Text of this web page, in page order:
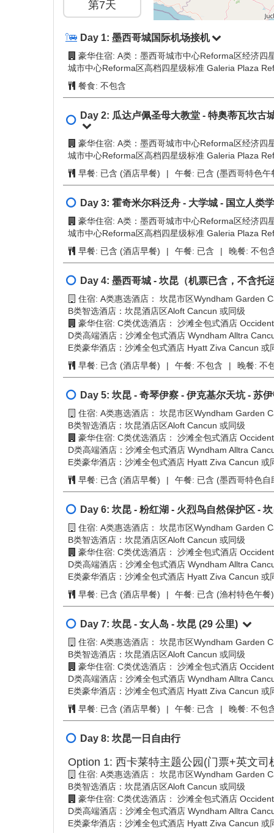
第2天
第5天
第6天
第7天
第8天
自选活动1
自选活动2
自选活动3
自选活动4
第9天
墨西哥城 (Mexico City, MX)
Day 1:墨西哥城国际机场接机
豪华住宿: A类：墨西哥城市中心Reforma区经济四
城市中心Reforma区高档四星级标准 Galeria Plaza
餐食: 不包含
Day 2:瓜达卢佩圣母大教堂 - 特奥蒂瓦坎古
豪华住宿: A类：墨西哥城市中心Reforma区经济四
城市中心Reforma区高档四星级标准 Galeria Plaza
早餐:已含 (酒店早餐) | 午餐:已含 (墨西哥特色午
Day 3:霍奇米尔科泛舟 - 大学城 - 国立人类
城市中心Reforma区高档四星级标准 Galeria Plaza
早餐: 已含 (酒店早餐) | 午餐:已含 | 晚餐:不包
Day 4:墨西哥城 - 坎昆（机票已含，不含托
住宿: A类惠选酒店： 坎昆市区Wyndham Garden
B类智选酒店：坎昆酒店区Aloft Cancun 或同级
豪华住宿: C类优选酒店： 沙滩全包式酒店
E类豪华酒店：沙滩全包式酒店 Hyatt Ziva Cancun 或
早餐: 已含 (酒店早餐) | 午餐:不包含 | 晚餐:不
Day 5:坎昆 - 奇琴伊察 - 伊克基尔天坑 - 苏
住宿: A类惠选酒店： 坎昆市区Wyndham Garden
B类智选酒店：坎昆酒店区Aloft Cancun 或同级
豪华住宿: C类优选酒店： 沙滩全包式酒店
E类豪华酒店：沙滩全包式酒店 Hyatt Ziva Cancun 或
早餐: 已含 (酒店早餐) | 午餐:已含 (墨西哥特色自
Day 6:坎昆 - 粉红湖 - 火烈鸟自然保护区 -
住宿: A类惠选酒店： 坎昆市区Wyndham Garden
B类智选酒店：坎昆酒店区Aloft Cancun 或同级
豪华住宿: C类优选酒店： 沙滩全包式酒店
E类豪华酒店：沙滩全包式酒店 Hyatt Ziva Cancun 或
早餐: 已含 (酒店早餐) | 午餐:已含 (渔村特色午餐)
Day 7:坎昆 - 女人岛 - 坎昆(29 公里)
住宿: A类惠选酒店： 坎昆市区Wyndham Garden
B类智选酒店：坎昆酒店区Aloft Cancun 或同级